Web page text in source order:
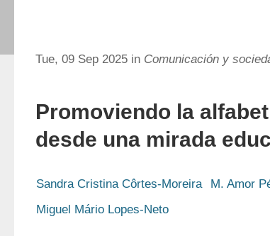
Tue, 09 Sep 2025 in Comunicación y
Promoviendo la
desde una mirada
Sandra Cristina Côrtes-Moreira
M. Amor
Miguel Mário Lopes-Neto